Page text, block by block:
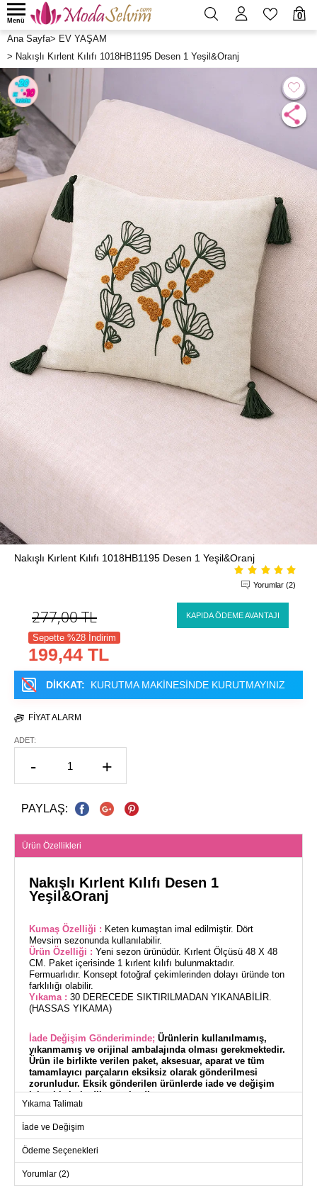
0
Menü
Ana Sayfa> EV YAŞAM
> Nakışlı Kırlent Kılıfı 1018HB1195 Desen 1 Yeşil&Oranj
Nakışlı Kırlent Kılıfı 1018HB1195 Desen 1 Yeşil&Oranj
Yorumlar (2)
277,00TL KAPIDA ÖDEME AVANTAJI
Sepette %28 İndirim
199,44 TL
DİKKAT: KURUTMA MAKİNESİNDE KURUTMAYINIZ
FIYAT ALARM
ADET:
- +
PAYLAŞ:
Ürün Özellikleri
Nakışlı Kırlent Kılıfı Desen 1
Yeşil&Oranj
Kumaş Özelliği : Keten kumaştan imal edilmiştir. Dört
Mevsim sezonunda kullanılabilir.
Ürün Özelliği : Yeni sezon ürünüdür. Kırlent Ölçüsü 48 X 48
CM. Paket içerisinde 1 kırlent kılıfı bulunmaktadır.
Fermuarlıdır. Konsept fotoğraf çekimlerinden dolayı üründe ton
farklılığı olabilir.
Yıkama : 30 DERECEDE SIKTIRILMADAN YIKANABİLİR.
(HASSAS YIKAMA)
İade Değişim Gönderiminde; Ürünlerin kullanılmamış,
yıkanmamış ve orijinal ambalajında olması gerekmektedir.
Ürün ile birlikte verilen paket, aksesuar, aparat ve tüm
tamamlayıcı parçaların eksiksiz olarak gönderilmesi
zorunludur. Eksik gönderilen ürünlerde iade ve değişim
işlemi kabul edilmemektedir.
Nakışlı Kırlent Kılıfı EV&YAŞAM modeli, dört mevsim
kullanımınıza uygun olarak tasarlanmıştır. Hassas yıkama
programında 30 derecede yıkanabilen bu kılıf, dayanıklılığı ve
zarifliği ile ön plana çıkar. 48x48 cm ölçülerindeki bu kırlent
kılıfı, keten kumaştan üretilmiştir ve oturma alanınıza şıklık
katmak için ideal bir seçimdir.
Yıkama Talimatı
İade ve Değişim
Ödeme Seçenekleri
Yorumlar (2)